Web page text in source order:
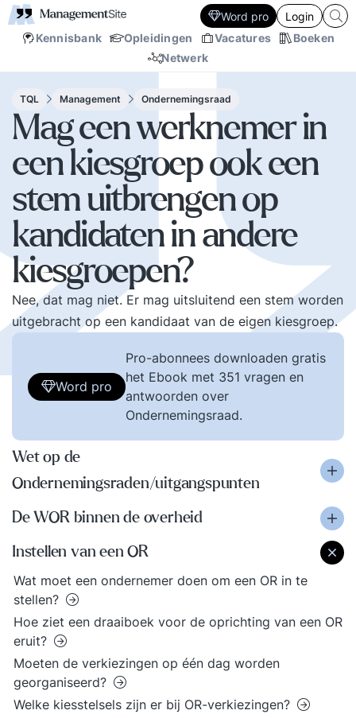
Kennisbank Opleidingen Vacatures
Boeken
Netwerk
Word pro Login
TQL Management Ondernemingsraad
Mag een werknemer in
een kiesgroep ook een
stem uitbrengen op
kandidaten in andere
kiesgroepen?
Nee, dat mag niet. Er mag uitsluitend een stem worden
uitgebracht op een kandidaat van de eigen kiesgroep.
Word pro
Pro-abonnees downloaden gratis
het Ebook met 351 vragen en
antwoorden over
Ondernemingsraad.
Wet op de
Ondernemingsraden/uitgangspunten
De WOR binnen de overheid
Instellen van een OR
Wat moet een ondernemer doen om een OR in te
stellen?
Hoe ziet een draaiboek voor de oprichting van een OR
eruit?
Moeten de verkiezingen op één dag worden
georganiseerd?
Welke kiesstelsels zijn er bij OR-verkiezingen?